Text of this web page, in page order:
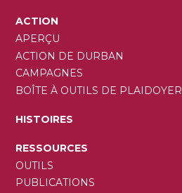
ACTION
APERÇU
ACTION DE DURBAN
CAMPAGNES
BOÎTE À OUTILS DE PLAIDOYER
HISTOIRES
RESSOURCES
OUTILS
PUBLICATIONS